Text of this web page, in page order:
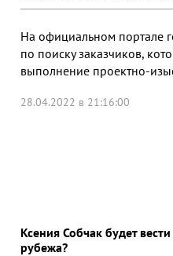
На официальном портале
по поиску заказчиков,
выполнение проектно-
28.04.2022 в 21:16:00
Ксения Собчак будет
рубежа?